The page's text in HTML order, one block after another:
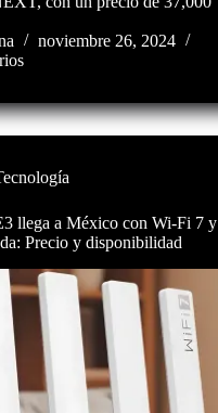
noviembre 26, 2024
llega a México con Wi-Fi 7 y
Precio y disponibilidad